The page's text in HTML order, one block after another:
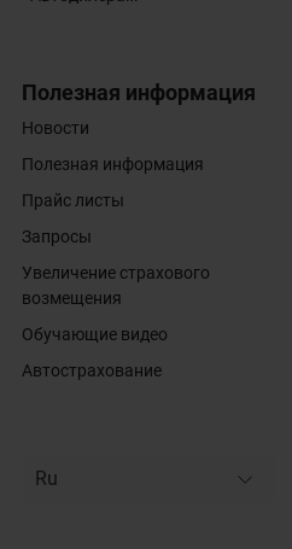
Полезная информация
Новости
Полезная информация
Прайс листы
Запросы
Увеличение страхового
возмещения
Обучающие видео
Автострахование